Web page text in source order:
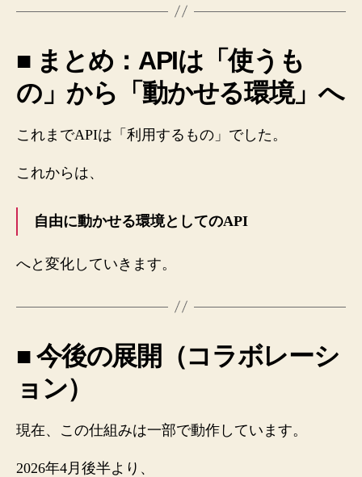
■ まとめ：APIは「使うも
の」から「動かせる環境」へ
これまでAPIは「利用するもの」でした。
これからは、
自由に動かせる環境としてのAPI
へと変化していきます。
■ 今後の展開（コラボレーシ
ョン）
現在、この仕組みは一部で動作しています。
2026年4月後半より、